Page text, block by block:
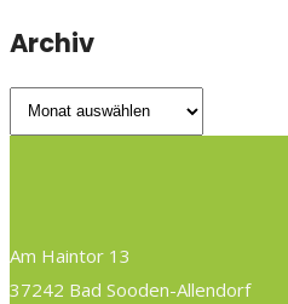
Archiv
Archiv
Am Haintor 13
37242 Bad Sooden-Allendorf